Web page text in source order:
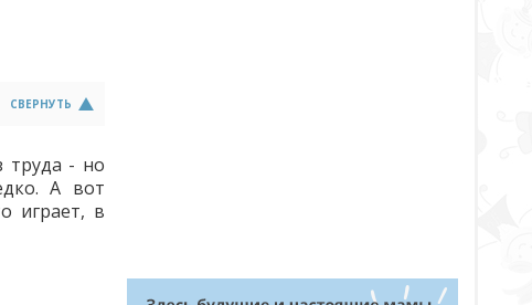
СВЕРНУТЬ
труда - но
А вот
играет, в